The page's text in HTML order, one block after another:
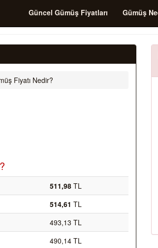
Güncel Gümüş Fiyatları Gümüş
Fiyatı Nedir?
511,98 TL
514,61 TL
493,13 TL
490,14 TL